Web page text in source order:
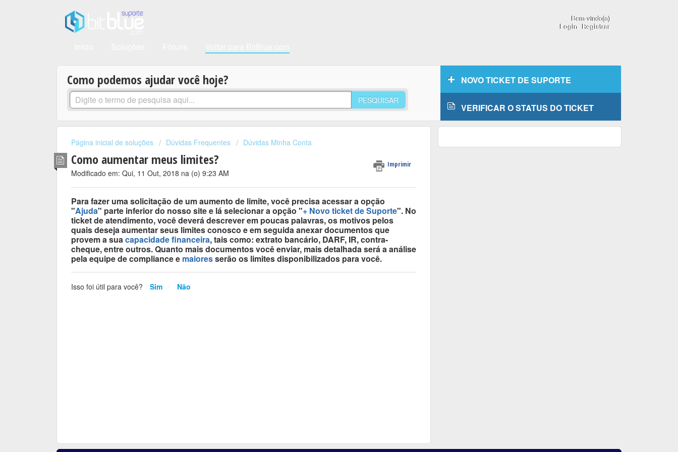
Bem-vindo(a)
Login Registrar
Como podemos ajudar você hoje?
PESQUISAR
NOVO TICKET DE SUPORTE
VERIFICAR O STATUS DO TICKET
Página inicial de soluções Dúvidas Frequentes Dúvidas Minha Conta
Como aumentar meus limites? Imprimir
Modificado em: Qui, 11 Out, 2018 na (o) 9:23 AM
Para fazer uma solicitação de um aumento de limite, você precisa acessar a opção
"Ajuda" parte inferior do nosso site e lá selecionar a opção "+ Novo ticket de Suporte". No
ticket de atendimento, você deverá descrever em poucas palavras, os motivos pelos
quais deseja aumentar seus limites conosco e em seguida anexar documentos que
provem a suacapacidade financeira, tais como: extrato bancário, DARF, IR, contra-
cheque, entre outros. Quanto mais documentos você enviar, mais detalhada será a análise
pela equipe de compliance e maioresserão os limites disponibilizados para você.
Isso foi útil para você? Sim Não